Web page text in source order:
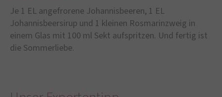
Je 1 EL angefrorene Johannisbeeren, 1 EL
Johannisbeersirup und 1 kleinen Rosmarinzweig in
einem Glas mit 100 ml Sekt aufspritzen. Und fertig ist
die Sommerliebe.